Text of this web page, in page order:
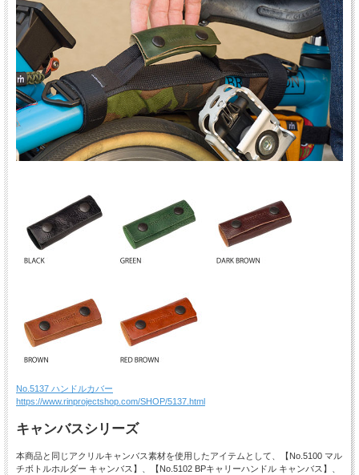
No.5137 ハンドルカバー
https://www.rinprojectshop.com/SHOP/5137.html
キャンバスシリーズ
本商品と同じアクリルキャンバス素材を使用したアイテムとして、【No.5100 マル
チボトルホルダー キャンバス】、【No.5102 BPキャリーハンドル キャンバス】、